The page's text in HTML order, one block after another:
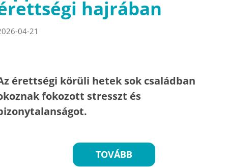
hajrában
04-21
érettségi körüli hetek sok családban
fokozott stresszt és
TOVÁBB